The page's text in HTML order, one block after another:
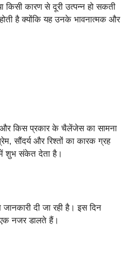
कारण से दूरी उत्पन्न हो सकती
है क्योंकि यह उनके भावनात्मक और
और किस प्रकार के चैलेंजेस का सामना
सौंदर्य और रिश्तों का कारक ग्रह
शुभ संकेत देता है।
दी जा रही है। इस दिन
नजर डालते हैं।